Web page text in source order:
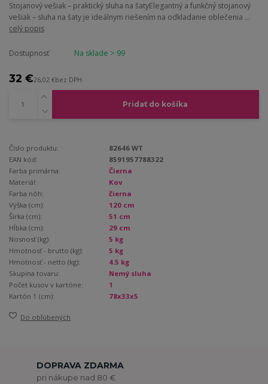
Stojanový vešiak – praktický sluha na šatyElegantný a funkčný stojanový
vešiak – sluha na šaty je ideálnym riešením na odkladanie oblečenia ...
celý popis
Dostupnosť Na sklade > 99
32 €26,02 €bez DPH
Pridať do košíka
Číslo produktu:
82646 WT
EAN kód:
8591957788322
Farba primárna:
Čierna
Materiál:
Kov
Farba nôh:
čierna
Výška (cm):
120 cm
Šírka (cm):
51 cm
Hĺbka (cm):
29 cm
Nosnosť (kg):
5 kg
Hmotnosť - brutto (kg):
5 kg
Hmotnosť - netto (kg):
4.5 kg
Skupina tovaru:
Nemý sluha
Počet kusov v kartóne:
1
Kartón 1 (cm):
78x33x5
Do obľúbených
DOPRAVA ZDARMA
pri nákupe nad 80 €